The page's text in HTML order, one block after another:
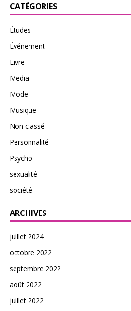
CATÉGORIES
Études
Événement
Livre
Media
Mode
Musique
Non classé
Personnalité
Psycho
sexualité
société
ARCHIVES
juillet 2024
octobre 2022
septembre 2022
août 2022
juillet 2022